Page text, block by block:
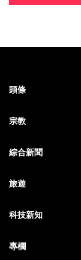
頭條
宗教
綜合新聞
旅遊
科技新知
專欄